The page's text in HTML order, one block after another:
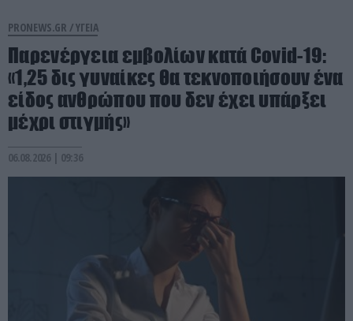
PRONEWS.GR /ΥΓΕΙΑ
Παρενέργεια εμβολίων κατά Covid-19:
«1,25 δις γυναίκες θα τεκνοποιήσουν ένα
είδος ανθρώπου που δεν έχει υπάρξει
μέχρι στιγμής»
06.08.2026 | 09:36